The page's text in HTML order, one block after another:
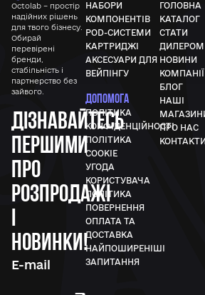
Octolab – простір
надійних рішень
для твого бізнесу.
Обирай
перевірені
бренди,
стабільність і
партнерство без
зайвого.
Дізнавайтесь
першими
про
розпродажі
і
новинки!
НАБОРИ
КОМПОНЕНТІВ
POD-СИСТЕМИ
КАРТРИДЖІ
АКСЕСУАРИ ДЛЯ
ВЕЙПІНГУ
ДОПОМОГА
ПОЛІТИКА
КОНФІДЕНЦІЙНОСТІ
ПОЛІТИКА
COOKIE
УГОДА
КОРИСТУВАЧА
ПОЛІТИКА
ПОВЕРНЕННЯ
ОПЛАТА ТА
ДОСТАВКА
НАЙПОШИРЕНІШІ
ЗАПИТАННЯ
ГОЛОВНА
КАТАЛОГ
СТАТИ
ДИЛЕРОМ
НОВИНИ
КОМПАНІЇ
БЛОГ
НАШІ
ПРО НАС
КОНТАКТИ